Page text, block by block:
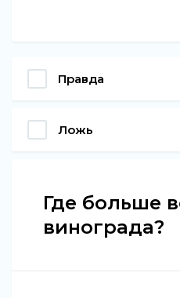
Правда
Ложь
Где больше
винограда?